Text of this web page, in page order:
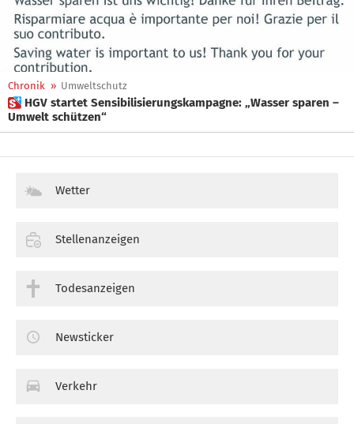
Chronik » Umweltschutz
 HGV startet Sensibilisierungskampagne: „Wasser sparen –
Umwelt schützen“
Wetter
Stellenanzeigen
Todesanzeigen
Newsticker
Verkehr